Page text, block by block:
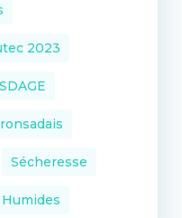
2023
SDAGE
Sécheresse